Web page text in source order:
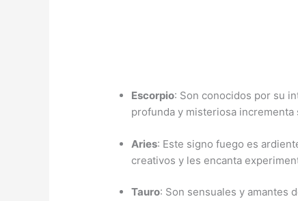
Escorpio: Son conocidos por su
profunda y misteriosa incrementa
Aries: Este signo fuego es
creativos y les encanta
Tauro: Son sensuales y amantes